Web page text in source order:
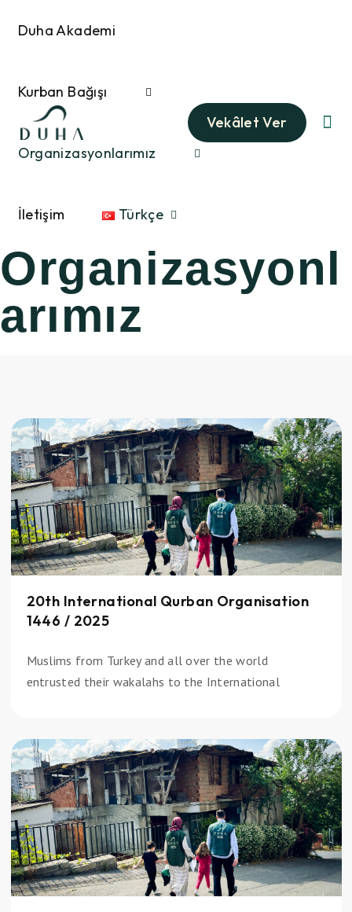
Duha Akademi
Kurban Bağışı
Organizasyonlarımız
İletişim Türkçe
Vekâlet Ver
Organizasyonl
arımız
20th International Qurban Organisation
1446 / 2025
Muslims from Turkey and all over the world
entrusted their wakalahs to the International